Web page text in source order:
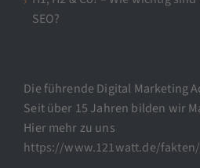
SEO?
Die führende Digital Marketing
Seit über 15 Jahren bilden wir
Hier mehr zu uns
https://www.121watt.de/